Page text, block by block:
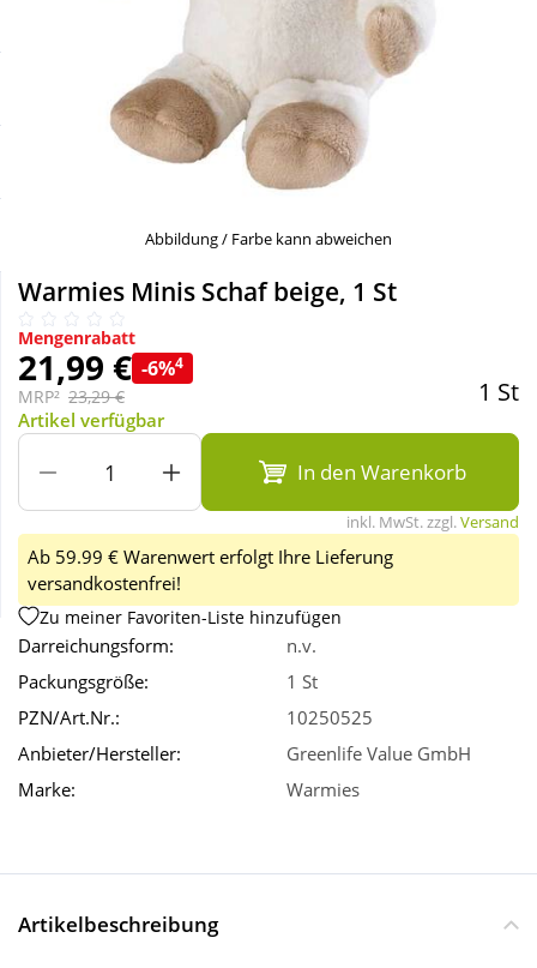
Schnäppchen
Täglich gut versorgt
Körperpflege & Kosmetik
Liebe & Erotik
Mutter & Kind
Nahrungsergänzung
Natur & Homöopathie
Sanitätshaus
Wellness
Abbildung / Farbe kann abweichen
Warmies Minis Schaf beige, 1 St
Mengenrabatt
21,99 € -6%4
MRP² 23,29 € 1 St
Artikel verfügbar
In den Warenkorb
inkl. MwSt. zzgl.Versand
Ab 59.99 € Warenwert erfolgt Ihre Lieferung
versandkostenfrei!
Zu meiner Favoriten-Liste hinzufügen
Darreichungsform:
n.v.
Packungsgröße:
1 St
PZN/Art.Nr.:
10250525
Anbieter/Hersteller:
Greenlife Value GmbH
Marke:
Warmies
Artikelbeschreibung